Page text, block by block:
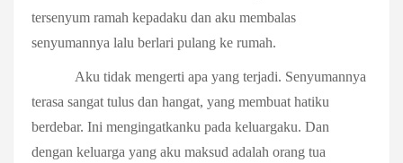
tersenyum ramah kepadaku dan aku membalas
senyumannya lalu berlari pulang ke rumah.
Aku tidak mengerti apa yang terjadi. Senyumannya
terasa sangat tulus dan hangat, yang membuat hatiku
berdebar. Ini mengingatkanku pada keluargaku. Dan
dengan keluarga yang aku maksud adalah orang tua